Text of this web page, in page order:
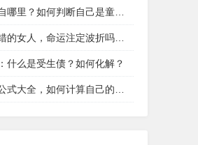
里？如何判断自己是童子命？
人，命运注定波折吗？如何化解？
什么是受生债？如何化解？
全，如何计算自己的阴阳债？